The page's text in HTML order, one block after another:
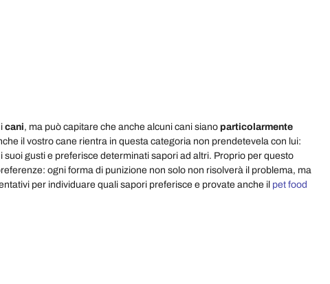
cani, ma può capitare che anche alcuni cani siano particolarmente
il vostro cane rientra in questa categoria non prendetevela con lui:
gusti e preferisce determinati sapori ad altri. Proprio per questo
ogni forma di punizione non solo non risolverà il problema, ma
per individuare quali sapori preferisce e provate anche il pet food